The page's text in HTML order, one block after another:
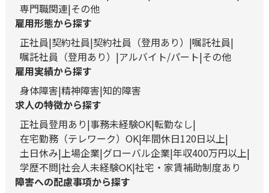
専門職関連 その他
雇用形態から探す
正社員 契約社員 契約社員（登用あり）
嘱託社員
嘱託社員（登用あり）
アルバイト/パート その他
雇用実績から探す
身体障害 精神障害 知的障害
求人の特徴から探す
正社員登用あり 事務未経験OK 転勤なし
在宅勤務（テレワーク）OK 年間休日120日以上
土日休み 上場企業 グローバル企業 年収400万円以上
学歴不問 社会人未経験OK 社宅・家賃補助制度あり
障害への配慮事項から探す